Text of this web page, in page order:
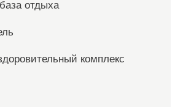
отдыха
комплекс